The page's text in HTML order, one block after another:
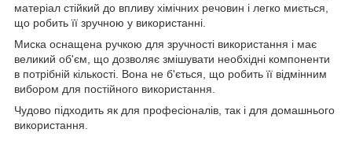
матеріал стійкий до впливу хімічних речовин і легко миється,
що робить її зручною у використанні.
Миска оснащена ручкою для зручності використання і має
великий об'єм, що дозволяє змішувати необхідні компоненти
в потрібній кількості. Вона не б'ється, що робить її відмінним
вибором для постійного використання.
Чудово підходить як для професіоналів, так і для домашнього
використання.